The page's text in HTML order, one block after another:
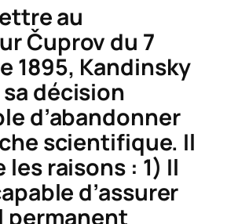
au
Čuprov du 7
1895, Kandinsky
décision
d’abandonner
scientifique. Il
les raisons : 1) Il
d’assurer
permanent